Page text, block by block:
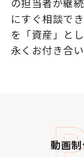
にすぐ相談で
を「資産」と
永くお付き合
動画